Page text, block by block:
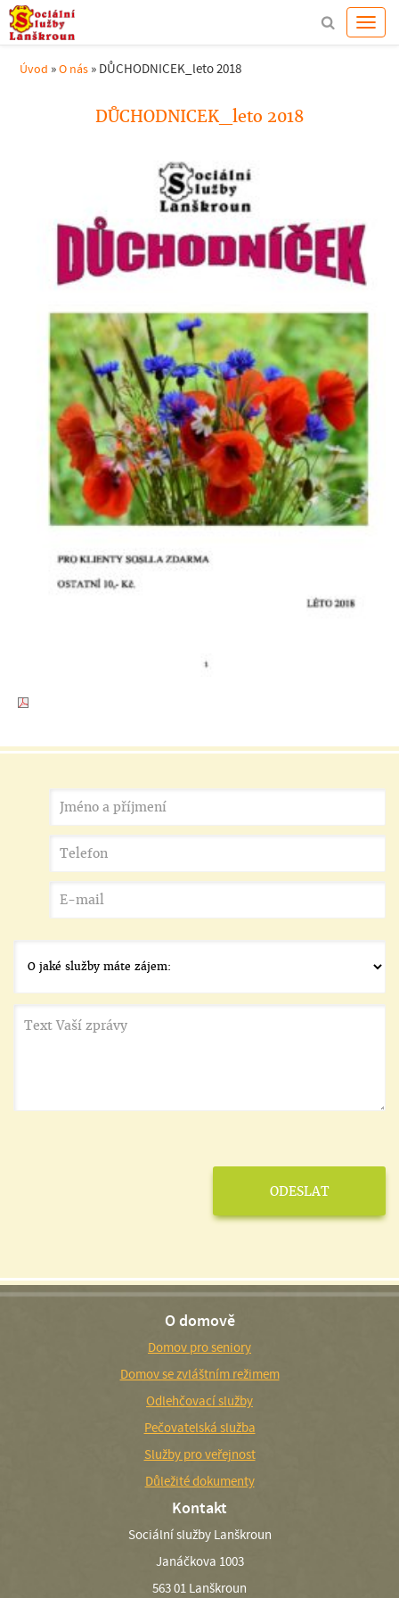
Úvod »O nás » DŮCHODNICEK_leto 2018
DŮCHODNICEK_leto 2018
O domově
Domov pro seniory
Domov se zvláštním režimem
Odlehčovací služby
Pečovatelská služba
Služby pro veřejnost
Důležité dokumenty
Kontakt
Sociální služby Lanškroun
Janáčkova 1003
563 01 Lanškroun